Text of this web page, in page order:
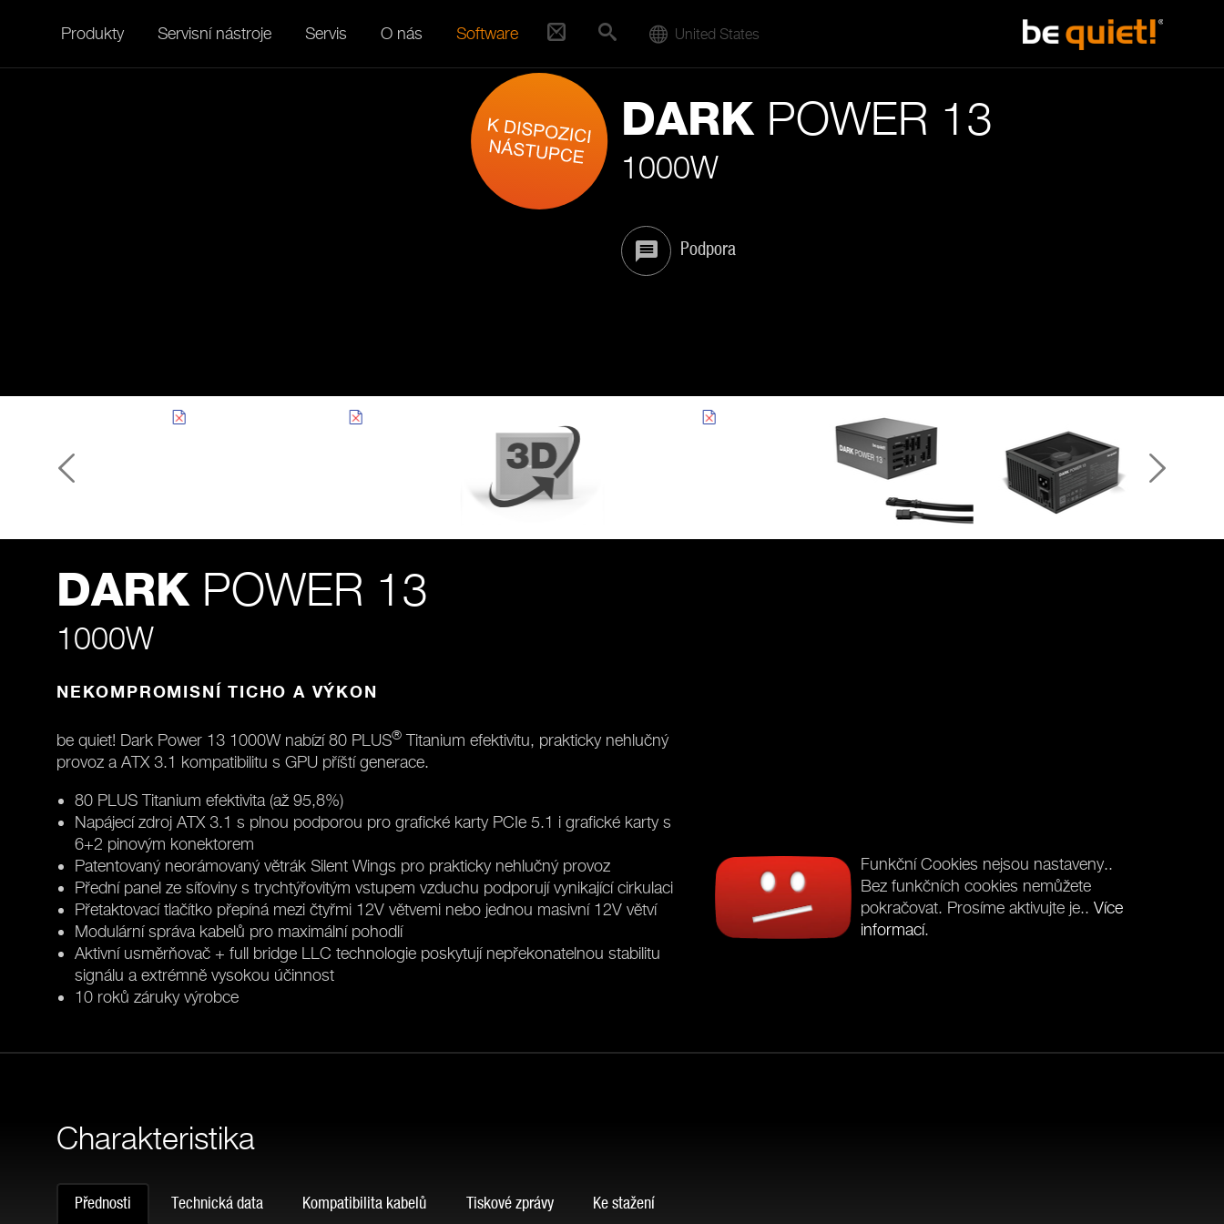
Produkty Servisní nástroje Servis O nás Software United States
DARK POWER 13
1000W
Podpora
DARK POWER 13
1000W
NEKOMPROMISNÍ TICHO A VÝKON
be quiet! Dark Power 13 1000W nabízí 80 PLUS® Titanium efektivitu, prakticky nehlučný
provoz a ATX 3.1 kompatibilitu s GPU příští generace.
80 PLUS Titanium efektivita (až 95,8%)
Napájecí zdroj ATX 3.1 s plnou podporou pro grafické karty PCIe 5.1 i grafické karty s
6+2 pinovým konektorem
Patentovaný neorámovaný větrák Silent Wings pro prakticky nehlučný provoz
Přední panel ze síťoviny s trychtýřovitým vstupem vzduchu podporují vynikající cirkulaci
Přetaktovací tlačítko přepíná mezi čtyřmi 12V větvemi nebo jednou masivní 12V větví
Modulární správa kabelů pro maximální pohodlí
Aktivní usměrňovač + full bridge LLC technologie poskytují nepřekonatelnou stabilitu
signálu a extrémně vysokou účinnost
10 roků záruky výrobce
Funkční Cookies nejsou nastaveny..
Bez funkčních cookies nemůžete
pokračovat. Prosíme aktivujte je..Více
informací.
Charakteristika
Přednosti Technická data Kompatibilita kabelů Tiskové zprávy Ke stažení
PŘIPRAVTE SVŮJ SYSTÉM NA
BUDOUCNOST
BEZRÁMOVÝ VĚTRÁK SILENT